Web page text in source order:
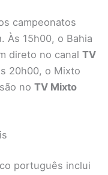
campeonatos
Às 15h00, o Bahia
direto no canal TV
20h00, o Mixto
no TV Mixto
português inclui